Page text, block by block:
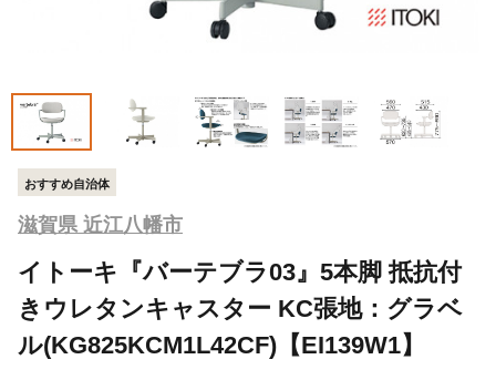
おすすめ自治体
滋賀県 近江八幡市
イトーキ『バーテブラ03』5本脚 抵抗付
きウレタンキャスター KC張地：グラベ
ル(KG825KCM1L42CF)【EI139W1】